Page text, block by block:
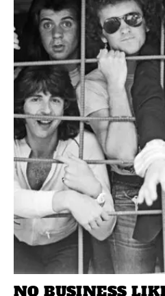
NO BUSINESS